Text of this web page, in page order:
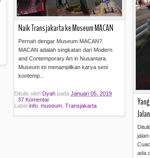
Naik Transjakarta ke Museum MACAN
Pernah dengar Museum MACAN?
MACAN adalah singkatan dari Modern
and Contemporary Art in Nusantara.
Museum ini menampilkan karya seni
kontemp...
Ditulis oleh Dyah pada Januari 05, 2019
37 Komentar
Label info museum Transjakarta
ada